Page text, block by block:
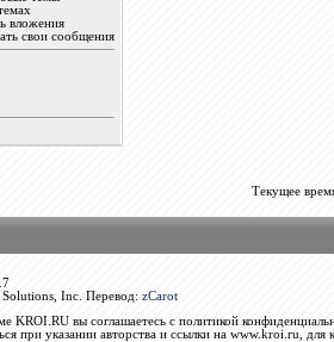
вложения
свои сообщения
Текущее
Inc. Перевод: zCarot
вы соглашаетесь с политикой
при указании авторства и ссылки на www.kroi.ru, для